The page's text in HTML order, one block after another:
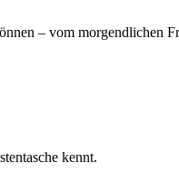
– vom morgendlichen
kennt.